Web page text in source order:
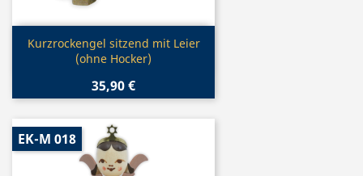
Vorschau
Kurzrockengel sitzend mit Leier
(ohne Hocker)
35,90 €
EK-M 018